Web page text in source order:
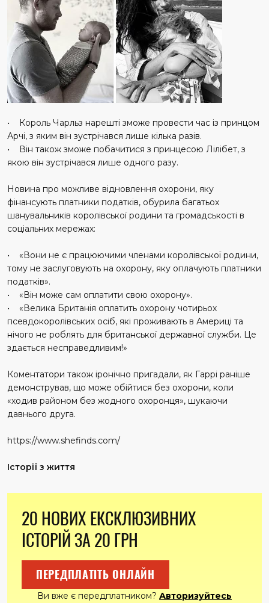
• Король Чарльз нарешті зможе провести час із принцом
Арчі, з яким він зустрічався лише кілька разів.
• Він також зможе побачитися з принцесою Лілібет, з
якою він зустрічався лише одного разу.
Новина про можливе відновлення охорони, яку
фінансують платники податків, обурила багатьох
шанувальників королівської родини та громадськості в
соціальних мережах:
• «Вони не є працюючими членами королівської родини,
тому не заслуговують на охорону, яку оплачують платники
податків».
• «Він може сам оплатити свою охорону».
• «Велика Британія оплатить охорону чотирьох
псевдокоролівських осіб, які проживають в Америці та
нічого не роблять для британської державної служби. Це
здається несправедливим!»
Коментатори також іронічно пригадали, як Гаррі раніше
демонстрував, що може обійтися без охорони, коли
«ходив районом без жодного охоронця», шукаючи
давнього друга.
https://www.shefinds.com/
Історії з життя
20 НОВИХ ЕКСКЛЮЗИВНИХ
ІСТОРІЙ ЗА 20 ГРН
ПЕРЕДПЛАТІТЬ ОНЛАЙН
Ви вже є передплатником? Авторизуйтесь